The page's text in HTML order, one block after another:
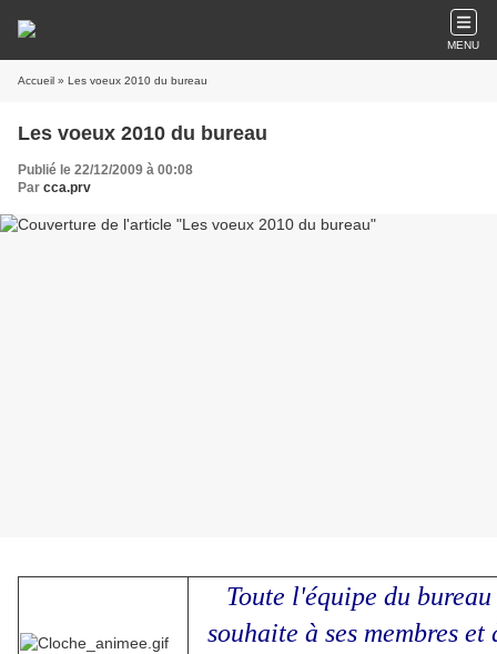
MENU
Accueil » Les voeux 2010 du bureau
Les voeux 2010 du bureau
Publié le 22/12/2009 à 00:08
Par cca.prv
Toute l'équipe du bureau
souhaite à ses membres et